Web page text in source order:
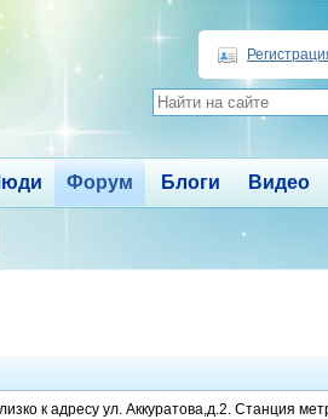
Форум Блоги Видео
к адресу ул. Аккуратова,д.2. Станция